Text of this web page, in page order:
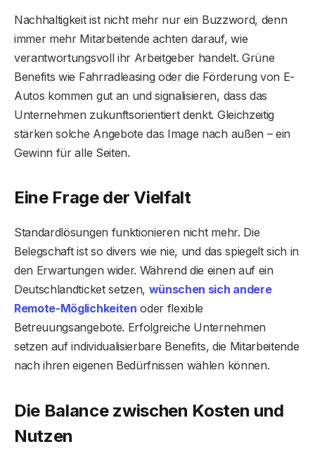
Nachhaltigkeit ist nicht mehr nur ein Buzzword, denn
immer mehr Mitarbeitende achten darauf, wie
verantwortungsvoll ihr Arbeitgeber handelt. Grüne
Benefits wie Fahrradleasing oder die Förderung von E-
Autos kommen gut an und signalisieren, dass das
Unternehmen zukunftsorientiert denkt. Gleichzeitig
stärken solche Angebote das Image nach außen – ein
Gewinn für alle Seiten.
Eine Frage der Vielfalt
Standardlösungen funktionieren nicht mehr. Die
Belegschaft ist so divers wie nie, und das spiegelt sich in
den Erwartungen wider. Während die einen auf ein
Deutschlandticket setzen, wünschen sich andere
Remote-Möglichkeiten oder flexible
Betreuungsangebote. Erfolgreiche Unternehmen
setzen auf individualisierbare Benefits, die Mitarbeitende
nach ihren eigenen Bedürfnissen wählen können.
Die Balance zwischen Kosten und
Nutzen